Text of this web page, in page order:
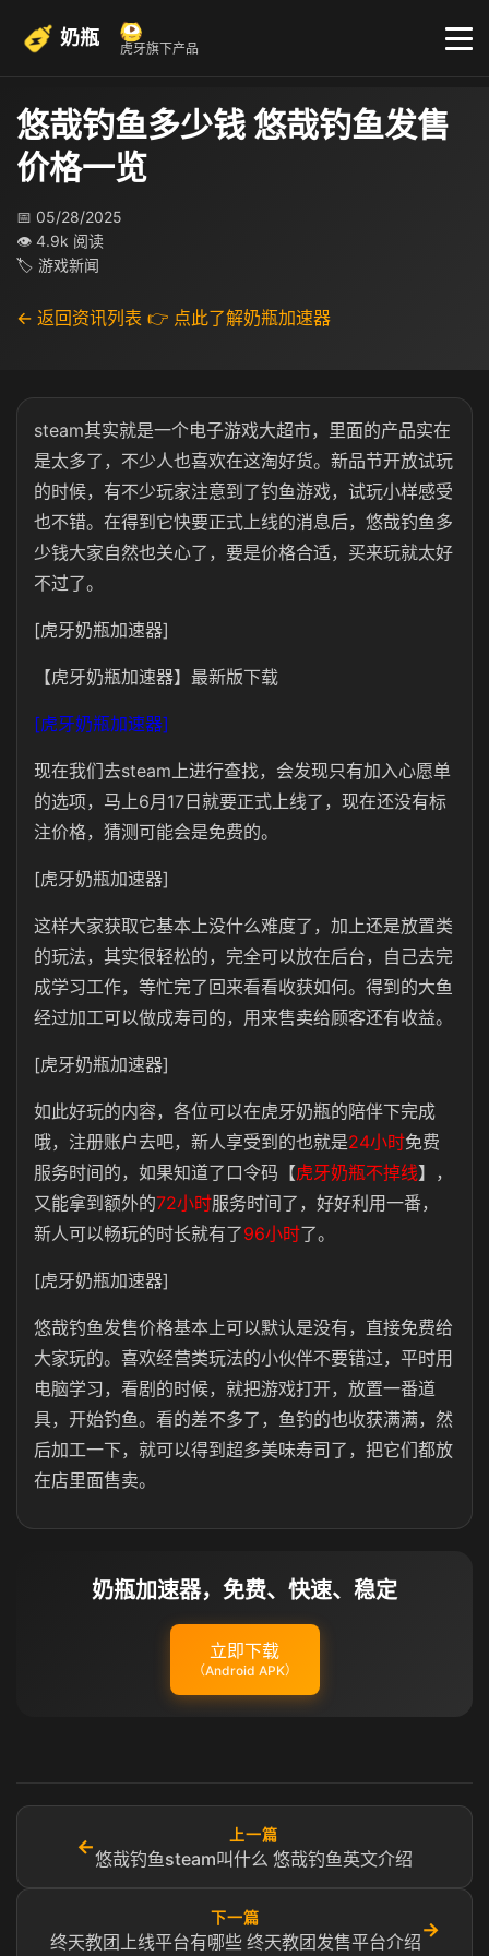
奶瓶 虎牙旗下产品
悠哉钓鱼多少钱 悠哉钓鱼发售
价格一览
📅 05/28/2025
👁 4.9k 阅读
🏷 游戏新闻
← 返回资讯列表 👉 点此了解奶瓶加速器
steam其实就是一个电子游戏大超市，里面的产品实在
是太多了，不少人也喜欢在这淘好货。新品节开放试玩
的时候，有不少玩家注意到了钓鱼游戏，试玩小样感受
也不错。在得到它快要正式上线的消息后，悠哉钓鱼多
少钱大家自然也关心了，要是价格合适，买来玩就太好
不过了。
[虎牙奶瓶加速器]
【虎牙奶瓶加速器】最新版下载
[虎牙奶瓶加速器]
现在我们去steam上进行查找，会发现只有加入心愿单
的选项，马上6月17日就要正式上线了，现在还没有标
注价格，猜测可能会是免费的。
[虎牙奶瓶加速器]
这样大家获取它基本上没什么难度了，加上还是放置类
的玩法，其实很轻松的，完全可以放在后台，自己去完
成学习工作，等忙完了回来看看收获如何。得到的大鱼
经过加工可以做成寿司的，用来售卖给顾客还有收益。
[虎牙奶瓶加速器]
如此好玩的内容，各位可以在虎牙奶瓶的陪伴下完成
哦，注册账户去吧，新人享受到的也就是24小时免费
服务时间的，如果知道了口令码【虎牙奶瓶不掉线】，
又能拿到额外的72小时服务时间了，好好利用一番，
新人可以畅玩的时长就有了96小时了。
[虎牙奶瓶加速器]
悠哉钓鱼发售价格基本上可以默认是没有，直接免费给
大家玩的。喜欢经营类玩法的小伙伴不要错过，平时用
电脑学习，看剧的时候，就把游戏打开，放置一番道
具，开始钓鱼。看的差不多了，鱼钓的也收获满满，然
后加工一下，就可以得到超多美味寿司了，把它们都放
在店里面售卖。
奶瓶加速器，免费、快速、稳定
立即下载
（Android APK）
←
上一篇
悠哉钓鱼steam叫什么 悠哉钓鱼英文介绍
下一篇
终天教团上线平台有哪些 终天教团发售平台介绍
→